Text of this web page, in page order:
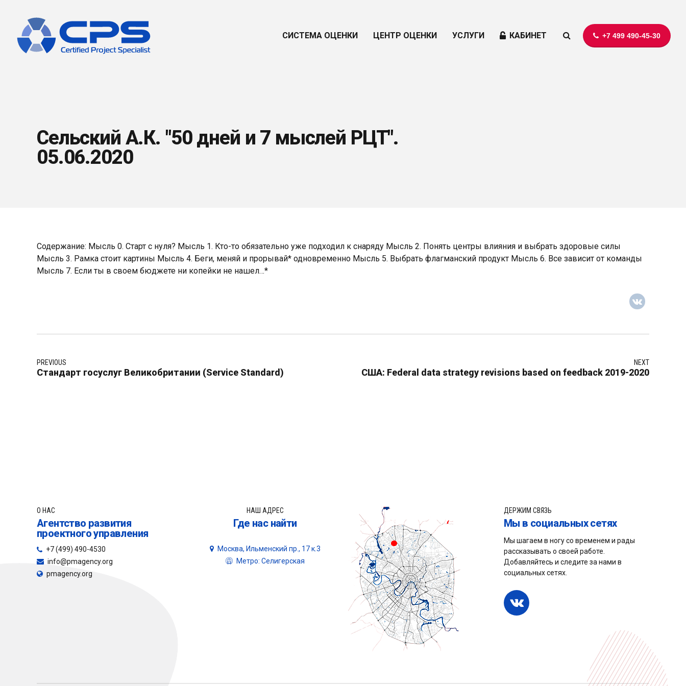
КАБИНЕТ +7 499 490-45-30
СИСТЕМА ОЦЕНКИ ЦЕНТР ОЦЕНКИ УСЛУГИ
Сельский А.К. "50 дней и 7 мыслей РЦТ".
05.06.2020
Содержание: Мысль 0. Старт с нуля? Мысль 1. Кто-то обязательно уже подходил к снаряду Мысль 2. Понять центры влияния и выбрать здоровые силы
Мысль 3. Рамка стоит картины Мысль 4. Беги, меняй и прорывай* одновременно Мысль 5. Выбрать флагманский продукт Мысль 6. Все зависит от команды
Мысль 7. Если ты в своем бюджете ни копейки не нашел…*
PREVIOUS
Стандарт госуслуг Великобритании (Service Standard)
NEXT
США: Federal data strategy revisions based on feedback 2019-2020
О НАС
Агентство развития
проектного управления
+7 (499) 490-4530
info@pmagency.org
pmagency.org
НАШ АДРЕС
Где нас найти
Москва, Ильменский пр., 17 к.3
Метро: Селигерская
ДЕРЖИМ СВЯЗЬ
Мы в социальных сетях
Мы шагаем в ногу со временем и рады
рассказывать о своей работе.
Добавляйтесь и следите за нами в
социальных сетях.